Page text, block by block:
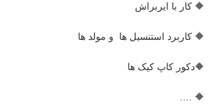
🔶 کار با ایربراش
🔶 کاربرد استنسیل ها و مولد ها
🔶دکور کاپ کیک ها
🔶 ….